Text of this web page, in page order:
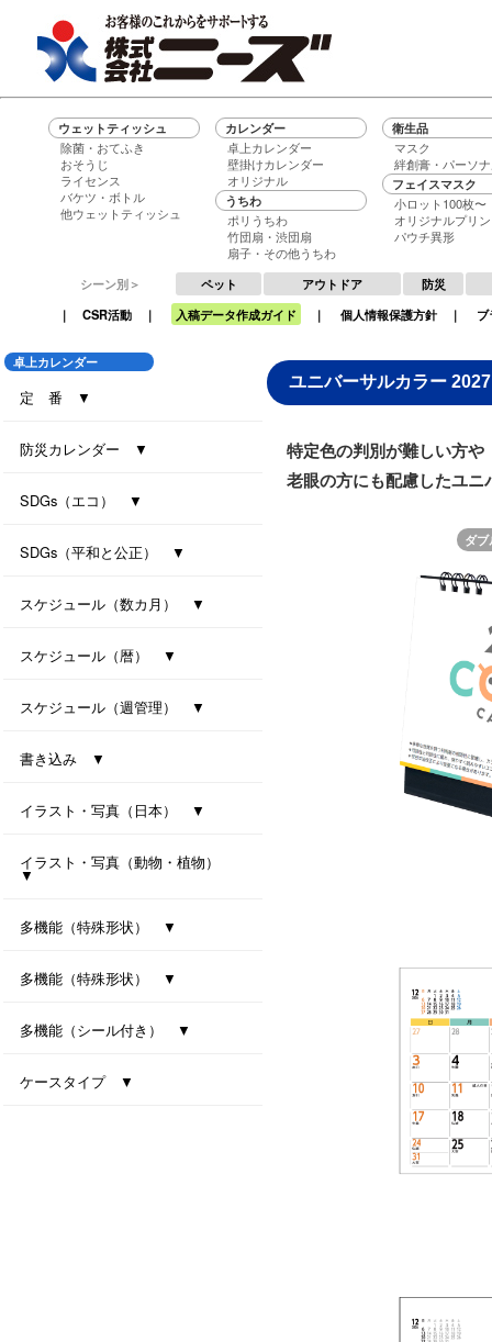
ウェットティッシュ
除菌・おてふき
おそうじ
ライセンス
バケツ・ボトル
他ウェットティッシュ
カレンダー
卓上カレンダー
壁掛けカレンダー
オリジナル
うちわ
ポリうちわ
竹団扇・渋団扇
扇子・その他うちわ
衛生品
マスク
絆創膏・パーソ
フェイスマスク
小ロット100枚〜
オリジナルプリ
パウチ異形
シーン別＞ ペット アウトドア
防災
｜ CSR活動 ｜ 入稿データ作成ガイド ｜ 個人情報保護方針 ｜
卓上カレンダー
定 番 ▼
セブンデイズセブンカラーズ（大）
セブンデイズセブンカラーズ（小）
エコグリーン（大）
エコ ブラウン（大）
エコ ブラウン（小）
セブンデイズセブンカラーズ（eco7）
インデックス・セブンカラーズ (All eco)
インデックス・セブンカラーズ
防災カレンダー ▼
SDGs（エコ） ▼
ｾﾊﾟﾚｰﾄ・ﾂｰﾏﾝｽ・7ｶﾗｰｽﾞ(All eco)
シンプル・セブンカラーズ (All eco)
種付き卓上カレンダー(ﾊﾞｼﾞﾙ)
種付き卓上カレンダー(ｸﾛｰﾊﾞｰ)
SDGs（平和と公正） ▼
卓上カレンダー Orizuru-smart-
スケジュール（数カ月） ▼
オールウェイズ･3マンス･7カラーズ
干支カレンダー（午）(All eco)
スリーマンスセブンカラーズ
スケジュール（暦） ▼
シンプルデイス（六曜なし）
スケジュール（週管理） ▼
月の満ち欠けと潮回り
インデックス・モノクロ
マンデースタート ビジネス
卓上シックスウィークス
書き込み ▼
ワークライフ・セブンカラーズ
卓上プラリングカレンダー（小）
卓上プラリングカレンダー（大）
イラスト・写真（日本） ▼
東海道五拾三次（週めくり）
卓上ｼﾞｬﾊﾟﾝｶﾗｰｲﾝﾃﾞｯｸｽ
イラスト・写真（動物・植物）
▼
ボタニカル 2027
ラブリーフレンズ（犬・猫）
カノン（花音）
多機能（特殊形状） ▼
オクルンダー・セブンカラーズ
ナチュラルメモルダー
卓上メモルダー
多機能（特殊形状） ▼
型抜き卓上カレンダー（干支）
MiniMini卓上カレンダー
多機能（シール付き） ▼
ケースタイプ ▼
ユニバーサルカラー 2027
特定色の判別が難しい方や
老眼の方にも配慮したユニ
ダ